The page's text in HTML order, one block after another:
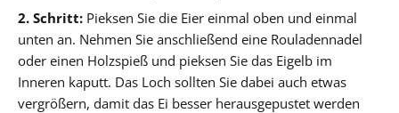
2. Schritt: Pieksen Sie die Eier einmal oben und einmal
unten an. Nehmen Sie anschließend eine Rouladennadel
oder einen Holzspieß und pieksen Sie das Eigelb im
Inneren kaputt. Das Loch sollten Sie dabei auch etwas
vergrößern, damit das Ei besser herausgepustet werden